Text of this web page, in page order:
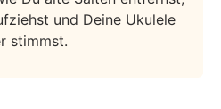
und Deine Ukulele
stimmst.